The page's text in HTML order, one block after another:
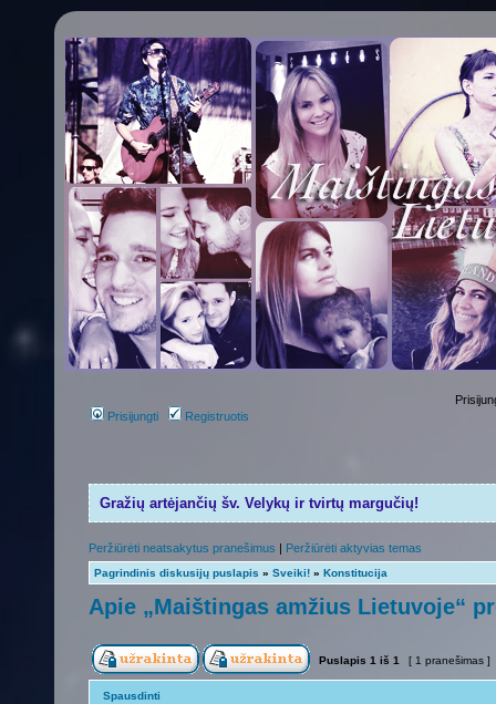
Prisijungti Registruotis
Gražių artėjančių šv. Velykų ir tvirtų margučių!
Peržiūrėti neatsakytus pranešimus | Peržiūrėti aktyvias temas
Pagrindinis diskusijų puslapis » Sveiki! » Konstitucija
Apie „Maištingas amžius Lietuvoje“
Puslapis 1 iš 1 [ 1 pranešimas ]
Spausdinti